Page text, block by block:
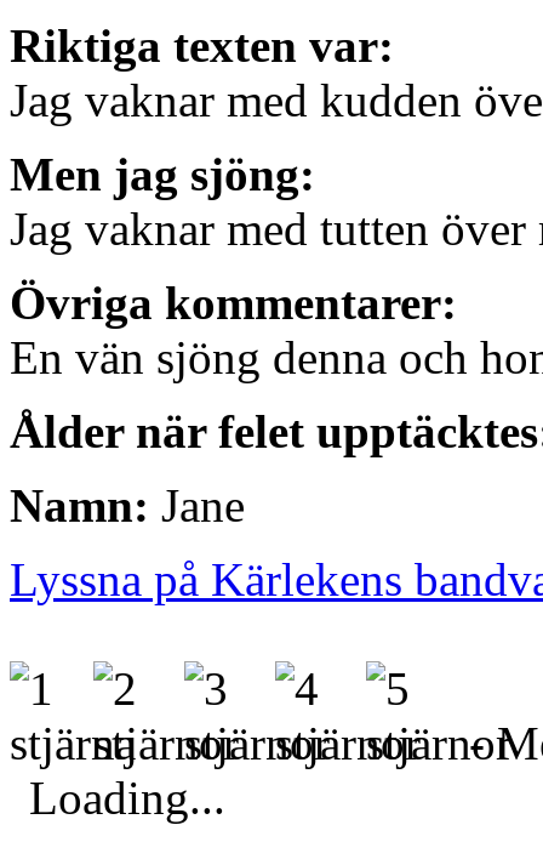
Riktiga texten var:
Jag vaknar med kudden
Men jag sjöng:
Jag vaknar med tutten
Övriga kommentarer:
En vän sjöng denna och
Ålder när felet
Namn: Jane
Lyssna på Kärlekens
-
Loading...